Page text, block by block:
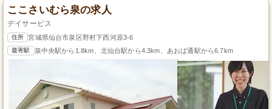
ここさいむら泉の求人
デイサービス
住所 宮城県仙台市泉区野村下西河原3-6
最寄駅 泉中央駅から1.8km、北仙台駅から4.3km、あおば通駅から6.7km